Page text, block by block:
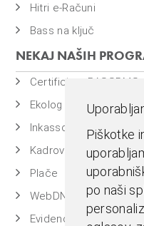
Piškotke
po naši
Hitri e-Računi
Bass na ključ
NEKAJ NAŠIH
Certificiran BASSDMS
Ekolog
Inkasso
Kadrovska evidenca
Plače
WebDN
Evidenca časa